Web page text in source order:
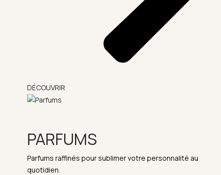
DÉCOUVRIR
PARFUMS
Parfums raffinés pour sublimer votre personnalité au
quotidien.